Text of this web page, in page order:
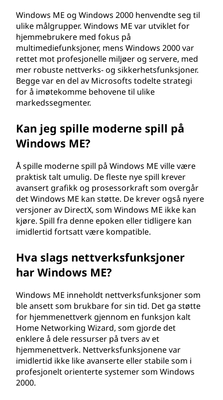
Windows ME og Windows 2000 henvendte seg til
ulike målgrupper. Windows ME var utviklet for
hjemmebrukere med fokus på
multimediefunksjoner, mens Windows 2000 var
rettet mot profesjonelle miljøer og servere, med
mer robuste nettverks- og sikkerhetsfunksjoner.
Begge var en del av Microsofts todelte strategi
for å imøtekomme behovene til ulike
markedssegmenter.
Kan jeg spille moderne spill på
Windows ME?
Å spille moderne spill på Windows ME ville være
praktisk talt umulig. De fleste nye spill krever
avansert grafikk og prosessorkraft som overgår
det Windows ME kan støtte. De krever også nyere
versjoner av DirectX, som Windows ME ikke kan
kjøre. Spill fra denne epoken eller tidligere kan
imidlertid fortsatt være kompatible.
Hva slags nettverksfunksjoner
har Windows ME?
Windows ME inneholdt nettverksfunksjoner som
ble ansett som brukbare for sin tid. Det ga støtte
for hjemmenettverk gjennom en funksjon kalt
Home Networking Wizard, som gjorde det
enklere å dele ressurser på tvers av et
hjemmenettverk. Nettverksfunksjonene var
imidlertid ikke like avanserte eller stabile som i
profesjonelt orienterte systemer som Windows
2000.